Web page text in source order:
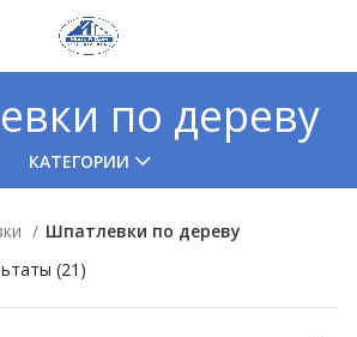
по дереву
КАТЕГОРИИ
Шпатлевки по дереву
(21)